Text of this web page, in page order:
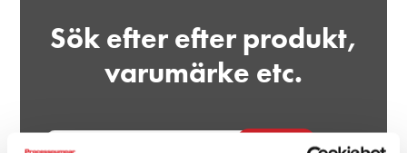
Sök efter efter produkt,
varumärke etc.